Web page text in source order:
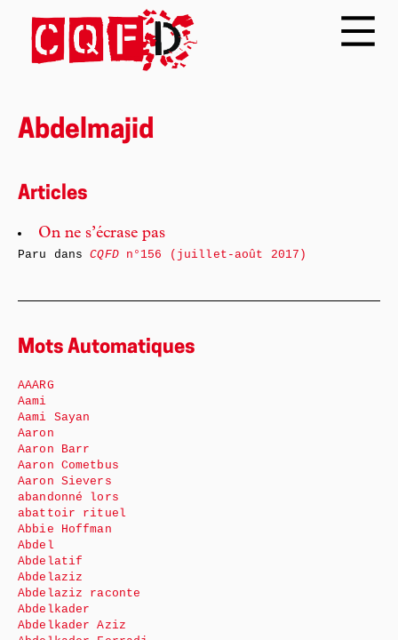
Abdelmajid
Articles
On ne s’écrase pas
Paru dansCQFDn°156 (juillet-août 2017)
Mots Automatiques
AAARG
Aami
Aami Sayan
Aaron
Aaron Barr
Aaron Cometbus
Aaron Sievers
abandonné lors
abattoir rituel
Abbie Hoffman
Abdel
Abdelatif
Abdelaziz
Abdelaziz raconte
Abdelkader
Abdelkader Aziz